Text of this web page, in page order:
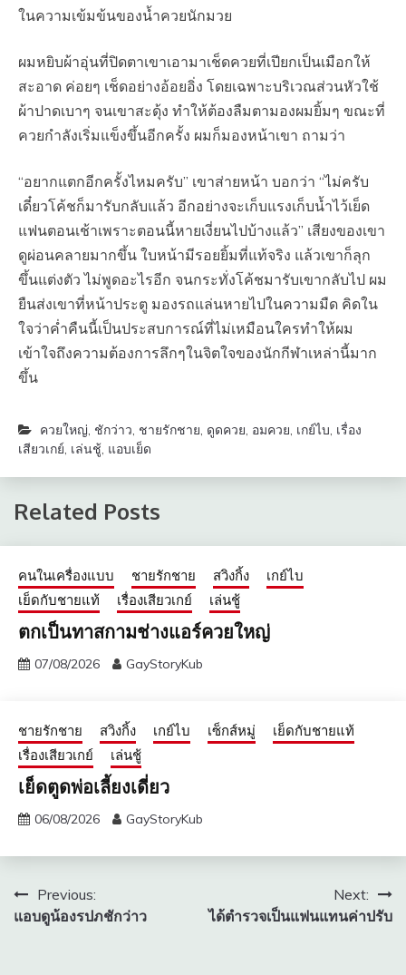
ในความเข้มข้นของน้ำควยนักมวย
ผมหยิบผ้าอุ่นที่ปิดตาเขาเอามาเช็ดควยที่เปียกเป็นเมือกให้
สะอาด ค่อยๆ เช็ดอย่างอ้อยอิ่ง โดยเฉพาะบริเวณส่วนหัวใช้
ผ้าปาดเบาๆ จนเขาสะดุ้ง ทำให้ต้องลืมตามองผมยิ้มๆ ขณะที่
ควยกำลังเริ่มแข็งขึ้นอีกครั้ง ผมก็มองหน้าเขา ถามว่า
“อยากแตกอีกครั้งไหมครับ” เขาส่ายหน้า บอกว่า “ไม่ครับ
เดี๋ยวโค้ชก็มารับกลับแล้ว อีกอย่างจะเก็บแรงเก็บน้ำไว้เย็ด
แฟนตอนเช้าเพราะตอนนี้หายเงี่ยนไปบ้างแล้ว” เสียงของเขา
ดูผ่อนคลายมากขึ้น ใบหน้ามีรอยยิ้มที่แท้จริง แล้วเขาก็ลุก
ขึ้นแต่งตัว ไม่พูดอะไรอีก จนกระทั่งโค้ชมารับเขากลับไป ผม
ยืนส่งเขาที่หน้าประตู มองรถแล่นหายไปในความมืด คิดใน
ใจว่าค่ำคืนนี้เป็นประสบการณ์ที่ไม่เหมือนใครทำให้ผม
เข้าใจถึงความต้องการลึกๆในจิตใจของนักกีฬาเหล่านี้มาก
ขึ้น
ควยใหญ่, ชักว่าว, ชายรักชาย, ดูดควย, อมควย, เกย์ไบ, เรื่อง
เสียวเกย์, เล่นชู้, แอบเย็ด
Related Posts
คนในเครื่องแบบ ชายรักชาย สวิงกิ้ง
เกย์ไบ
เย็ดกับชายแท้
เรื่องเสียวเกย์ เล่นชู้
ตกเป็นทาสกามช่างแอร์ควยใหญ่
07/08/2026 GayStoryKub
ชายรักชาย สวิงกิ้ง เกย์ไบ เซ็กส์หมู่
เย็ดกับชายแท้
เรื่องเสียวเกย์
เล่นชู้
เย็ดตูดพ่อเลี้ยงเดี่ยว
06/08/2026 GayStoryKub
แนะแนว
เรื่อง
Previous:
แอบดูน้องรปภชักว่าว
Next:
ได้ตำรวจเป็นแฟนแทนค่าปรับ